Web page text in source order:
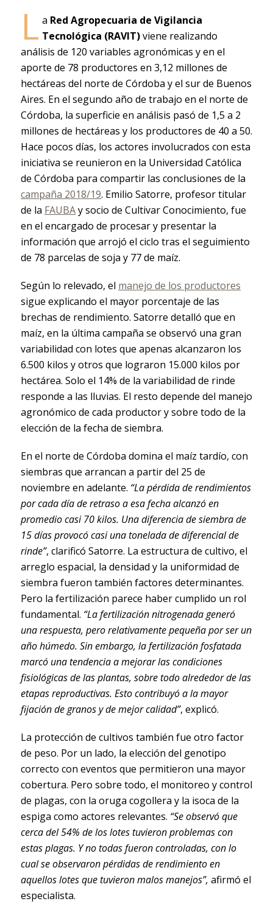
L a Red Agropecuaria de Vigilancia
Tecnológica (RAVIT)viene realizando
análisis de 120 variables agronómicas y en el
aporte de 78 productores en 3,12 millones de
hectáreas del norte de Córdoba y el sur de Buenos
Aires. En el segundo año de trabajo en el norte de
Córdoba, la superficie en análisis pasó de 1,5 a 2
millones de hectáreas y los productores de 40 a 50.
Hace pocos días, los actores involucrados con esta
iniciativa se reunieron en la Universidad Católica
de Córdoba para compartir las conclusiones de la
campaña 2018/19. Emilio Satorre, profesor titular
de la FAUBAy socio de Cultivar Conocimiento, fue
en el encargado de procesar y presentar la
información que arrojó el ciclo tras el seguimiento
de 78 parcelas de soja y 77 de maíz.
Según lo relevado, el manejo de los productores
sigue explicando el mayor porcentaje de las
brechas de rendimiento. Satorre detalló que en
maíz, en la última campaña se observó una gran
variabilidad con lotes que apenas alcanzaron los
6.500 kilos y otros que lograron 15.000 kilos por
hectárea. Solo el 14% de la variabilidad de rinde
responde a las lluvias. El resto depende del manejo
agronómico de cada productor y sobre todo de la
elección de la fecha de siembra.
En el norte de Córdoba domina el maíz tardío, con
siembras que arrancan a partir del 25 de
noviembre en adelante. “La pérdida de rendimientos
por cada día de retraso a esa fecha alcanzó en
promedio casi 70 kilos. Una diferencia de siembra de
15 días provocó casi una tonelada de diferencial de
rinde”, clarificó Satorre. La estructura de cultivo, el
arreglo espacial, la densidad y la uniformidad de
siembra fueron también factores determinantes.
Pero la fertilización parece haber cumplido un rol
fundamental. “La fertilización nitrogenada generó
una respuesta, pero relativamente pequeña por ser un
año húmedo. Sin embargo, la fertilización fosfatada
marcó una tendencia a mejorar las condiciones
fisiológicas de las plantas, sobre todo alrededor de las
etapas reproductivas. Esto contribuyó a la mayor
fijación de granos y de mejor calidad”, explicó.
La protección de cultivos también fue otro factor
de peso. Por un lado, la elección del genotipo
correcto con eventos que permitieron una mayor
cobertura. Pero sobre todo, el monitoreo y control
de plagas, con la oruga cogollera y la isoca de la
espiga como actores relevantes. “Se observó que
cerca del 54% de los lotes tuvieron problemas con
estas plagas. Y no todas fueron controladas, con lo
cual se observaron pérdidas de rendimiento en
aquellos lotes que tuvieron malos manejos”, afirmó el
especialista.